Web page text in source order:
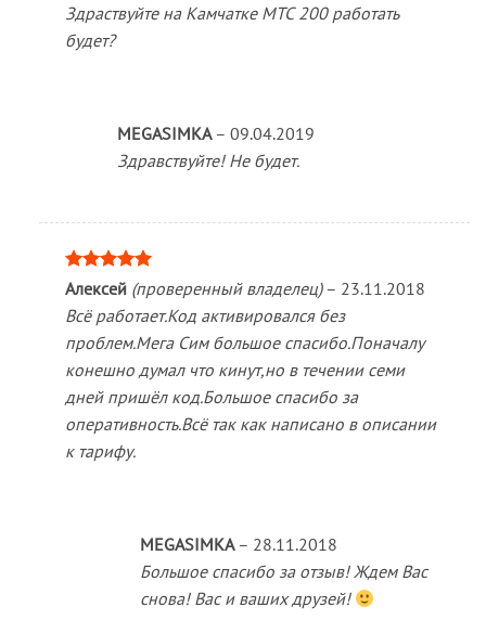
Здраствуйте на Камчатке МТС 200 работать
будет?
MEGASIMKA – 09.04.2019
Здравствуйте! Не будет.
Оценка 5
Алексей (проверенный владелец) – 23.11.2018
Всё работает.Код активировался без
проблем.Мега Сим большое спасибо.Поначалу
конешно думал что кинут,но в течении семи
дней пришёл код.Большое спасибо за
оперативность.Всё так как написано в описании
к тарифу.
MEGASIMKA – 28.11.2018
Большое спасибо за отзыв! Ждем Вас
снова! Вас и ваших друзей!